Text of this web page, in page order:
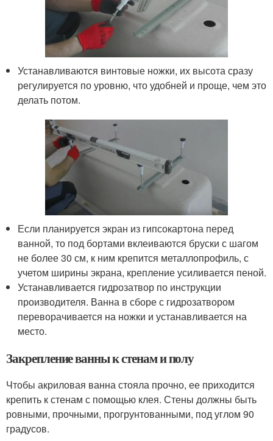
Устанавливаются винтовые ножки, их высота сразу
регулируется по уровню, что удобней и проще, чем это
делать потом.
Если планируется экран из гипсокартона перед
ванной, то под бортами вклеиваются бруски с шагом
не более 30 см, к ним крепится металлопрофиль, с
учетом ширины экрана, крепление усиливается пеной.
Устанавливается гидрозатвор по инструкции
производителя. Ванна в сборе с гидрозатвором
переворачивается на ножки и устанавливается на
место.
Закрепление ванны к стенам и полу
Чтобы акриловая ванна стояла прочно, ее приходится
крепить к стенам с помощью клея. Стены должны быть
ровными, прочными, прогрунтованными, под углом 90
градусов.